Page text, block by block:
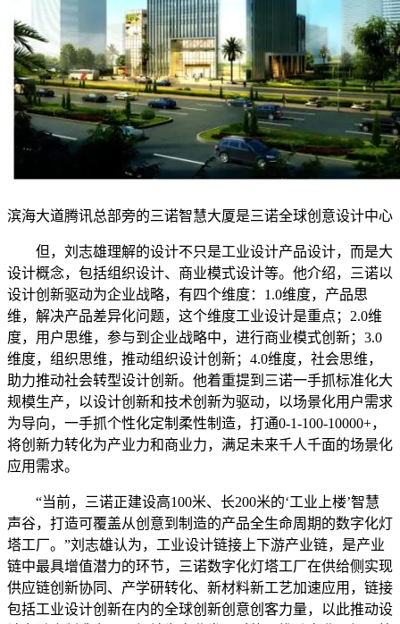
滨海大道腾讯总部旁的三诺智慧大厦是三诺全球创意设计中心
但，刘志雄理解的设计不只是工业设计产品设计，而是大
设计概念，包括组织设计、商业模式设计等。他介绍，三诺以
设计创新驱动为企业战略，有四个维度：1.0维度，产品思
维，解决产品差异化问题，这个维度工业设计是重点；2.0维
度，用户思维，参与到企业战略中，进行商业模式创新；3.0
维度，组织思维，推动组织设计创新；4.0维度，社会思维，
助力推动社会转型设计创新。他着重提到三诺一手抓标准化大
规模生产，以设计创新和技术创新为驱动，以场景化用户需求
为导向，一手抓个性化定制柔性制造，打通0-1-100-10000+，
将创新力转化为产业力和商业力，满足未来千人千面的场景化
应用需求。
“当前，三诺正建设高100米、长200米的‘工业上楼’智慧
声谷，打造可覆盖从创意到制造的产品全生命周期的数字化灯
塔工厂。”刘志雄认为，工业设计链接上下游产业链，是产业
链中最具增值潜力的环节，三诺数字化灯塔工厂在供给侧实现
供应链创新协同、产学研转化、新材料新工艺加速应用，链接
包括工业设计创新在内的全球创新创意创客力量，以此推动设